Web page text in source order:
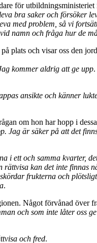
för
bra saker och försöker
med problem, så vi
namn och fråga hur de
plats och visar oss den
kommer aldrig att ge upp.
ansikte och känner
om hon har hopp i
Jag är säker på att det
ett och samma kvarter,
kan det inte finnas
frukterna och
.
Något förvånad över
och som inte låter oss
och fred.